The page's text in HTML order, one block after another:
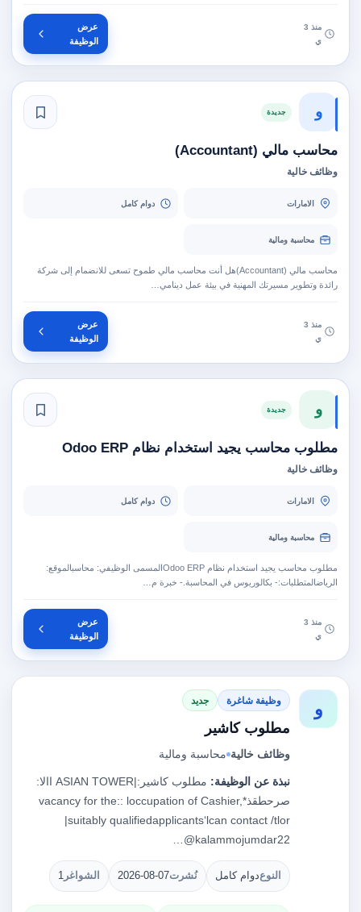
منذ 3
ي
عرض
الوظيفة
و جديدة
محاسب مالي (Accountant)
وظائف خالية
الامارات دوام كامل
محاسبة ومالية
محاسب مالي (Accountant)هل أنت محاسب مالي طموح تسعى للانضمام إلى شركة
رائدة وتطوير مسيرتك المهنية في بيئة عمل دينامي…
منذ 3
ي
عرض
الوظيفة
و جديدة
مطلوب محاسب يجيد استخدام نظام Odoo ERP
وظائف خالية
الامارات دوام كامل
محاسبة ومالية
مطلوب محاسب يجيد استخدام نظام Odoo ERPالمسمى الوظيفي: محاسبالموقع:
الرياضالمتطلبات:- بكالوريوس في المحاسبة.- خبرة م…
منذ 3
ي
عرض
الوظيفة
و وظيفة شاغرة جديد
مطلوب كاشير
وظائف خالية محاسبة ومالية
نبذة عن الوظيفة:
مطلوب كاشير:|ASIAN TOWER ‏االا‎:
‏صرحطقذ‎ vacancy for the:: loccupation of Cashier,*
|suitably qualifiedapplicants‘lcan contact /tlor
kalammojumdar22@…
النوعدوام كامل نُشرت2026-08-07 الشواغر 1